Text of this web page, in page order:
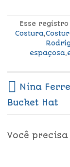
Esse
Costura,
espaçosa,
Nina
Bucket Hat
Você